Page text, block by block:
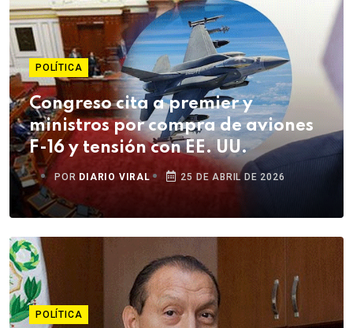
POLÍTICA
Congreso cita a premier y
ministros por compra de aviones
F-16 y tensión con EE. UU.
POR DIARIO VIRAL 25 DE ABRIL DE 2026
POLÍTICA